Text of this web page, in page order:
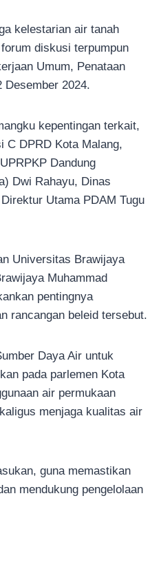
kelestarian air tanah
diskusi terpumpun
Umum, Penataan
Desember 2024.
kepentingan terkait,
C DPRD Kota Malang,
Dandung
Dwi Rahayu, Dinas
Utama PDAM Tugu
Universitas Brawijaya
Muhammad
pentingnya
rancangan beleid tersebut.
Daya Air untuk
pada parlemen Kota
air permukaan
menjaga kualitas air
guna memastikan
mendukung pengelolaan